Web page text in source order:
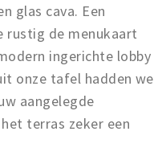
glas cava. Een
rustig de menukaart
ingerichte lobby
onze tafel hadden we
aangelegde
terras zeker een